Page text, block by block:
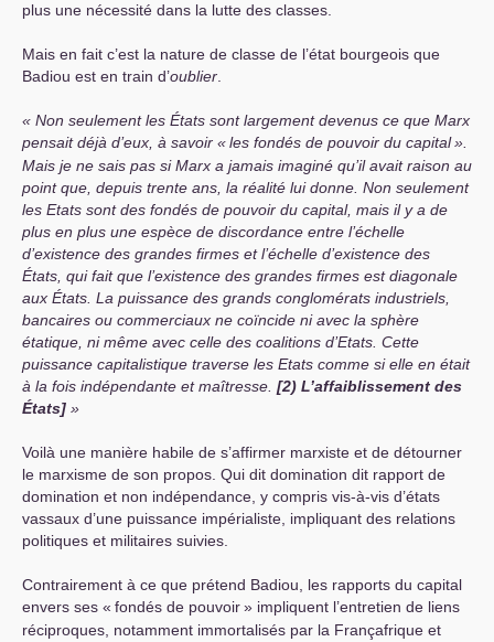
plus une nécessité dans la lutte des classes.
Mais en fait c’est la nature de classe de l’état bourgeois que
Badiou est en train d’oublier
Non seulement les États sont largement devenus ce que Marx
pensait déjà d’eux, à savoir «les fondés de pouvoir du capital».
Mais je ne sais pas si Marx a jamais imaginé qu’il avait raison au
point que, depuis trente ans, la réalité lui donne. Non seulement
les Etats sont des fondés de pouvoir du capital, mais il y a de
plus en plus une espèce de discordance entre l’échelle
d’existence des grandes firmes et l’échelle d’existence des
États, qui fait que l’existence des grandes firmes est diagonale
aux États. La puissance des grands conglomérats industriels,
bancaires ou commerciaux ne coïncide ni avec la sphère
étatique, ni même avec celle des coalitions d’Etats. Cette
puissance capitalistique traverse les Etats comme si elle en était
à la fois indépendante et maîtresse. [2) L’affaiblissement des
États]
Voilà une manière habile de s’affirmer marxiste et de détourner
le marxisme de son propos. Qui dit domination dit rapport de
domination et non indépendance, y compris vis-à-vis d’états
vassaux d’une puissance impérialiste, impliquant des relations
politiques et militaires suivies.
Contrairement à ce que prétend Badiou, les rapports du capital
envers ses « fondés de pouvoir» impliquent l’entretien de liens
réciproques, notamment immortalisés par la Françafrique et